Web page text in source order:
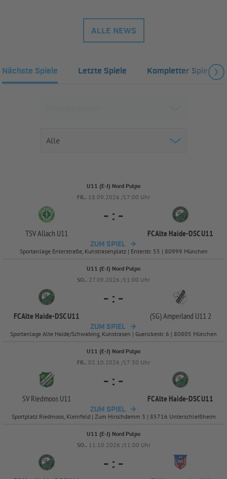
ALLE NEWS
Nächste Spiele Letzte Spiele Kompletter Spielplan
U11 (E-J) Nord Pulpo
FR.. 18.09.2026 /17:00 Uhr
TSV Allach U11
- : -
FC Alte Haide-DSC U11
ZUM SPIEL
Sportanlage Enterstraße, Kunstrasenplatz | Enterstr. 55 | 80999 München
U11 (E-J) Nord Pulpo
SO.. 27.09.2026 /11:00 Uhr
FC Alte Haide-DSC U11
- : -
(SG) Amperland U11 2
ZUM SPIEL
Sportanlage Alte Haide/Schwabing, Kunstrasen | Guerickestr. 6 | 80805 München
U11 (E-J) Nord Pulpo
FR.. 02.10.2026 /17:30 Uhr
SV Riedmoos U11
- : -
FC Alte Haide-DSC U11
ZUM SPIEL
Sportplatz Riedmoos, Kleinfeld | Zum Hirschdamm 3 | 85716 Unterschleißheim
U11 (E-J) Nord Pulpo
SO.. 11.10.2026 /11:00 Uhr
- : -